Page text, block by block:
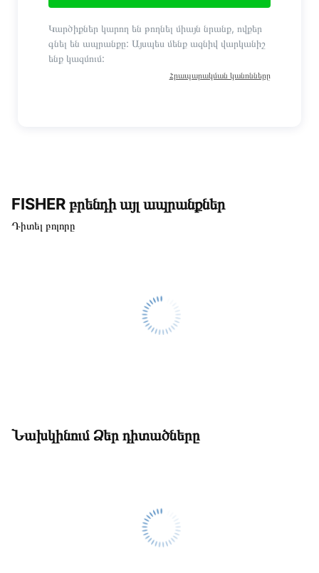
Կարծիքներ կարող են թողնել միայն նրանք, ովքեր
գնել են ապրանքը: Այսպես մենք ազնիվ վարկանիշ
ենք կազմում:
Հրապարակման կանոնները
FISHER բրենդի այլ ապրանքներ
Դիտել բոլորը
Նախկինում Ձեր դիտածները